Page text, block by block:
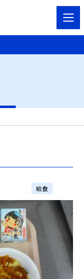
給食